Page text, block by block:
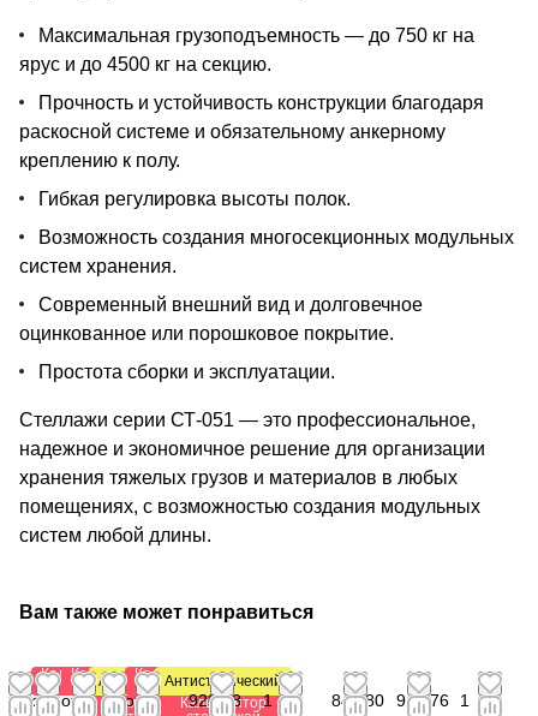
Максимальная грузоподъемность — до 750 кг на
ярус и до 4500 кг на секцию.
Прочность и устойчивость конструкции благодаря
раскосной системе и обязательному анкерному
креплению к полу.
Гибкая регулировка высоты полок.
Возможность создания многосекционных модульных
систем хранения.
Современный внешний вид и долговечное
оцинкованное или порошковое покрытие.
Простота сборки и эксплуатации.
Стеллажи серии СТ-051 — это профессиональное,
надежное и экономичное решение для организации
хранения тяжелых грузов и материалов в любых
помещениях, с возможностью создания модульных
систем любой длины.
Вам также может понравиться
Калькулятор
стеллажей
от
Калькулятор
стеллажей
от
Антистатический
Калькулятор
от
Калькулятор
стеллажей
от
Антистатический
Калькулятор
от 1923,88
1
841,80
941,76
1